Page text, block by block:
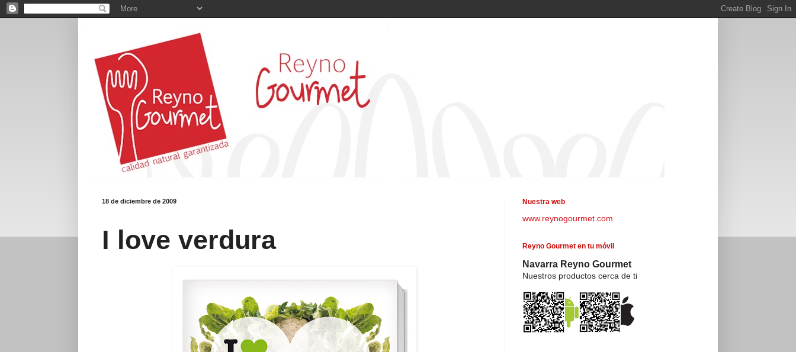
18 de diciembre de 2009
I love verdura
Nuestra web
www.reynogourmet.com
Reyno Gourmet en tu móvil
Navarra Reyno Gourmet
Nuestros productos cerca de ti